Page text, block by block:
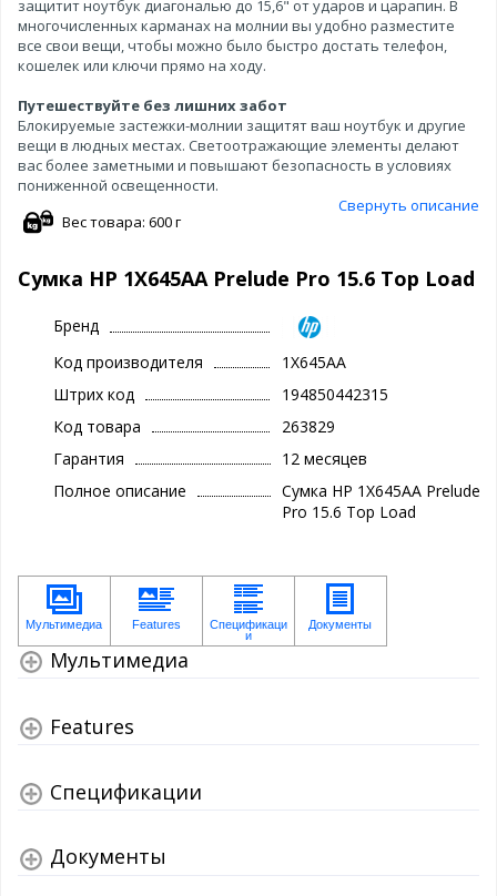
защитит ноутбук диагональю до 15,6" от ударов и царапин. В
многочисленных карманах на молнии вы удобно разместите
все свои вещи, чтобы можно было быстро достать телефон,
кошелек или ключи прямо на ходу.
Путешествуйте без лишних забот
Блокируемые застежки-молнии защитят ваш ноутбук и другие
вещи в людных местах. Светоотражающие элементы делают
вас более заметными и повышают безопасность в условиях
пониженной освещенности.
Свернуть описание
Вес товара: 600 г
Сумка HP 1X645AA Prelude Pro 15.6 Top Load
Бренд
Код производителя
1X645AA
Штрих код
194850442315
Код товара
263829
Гарантия
12 месяцев
Полное описание
Сумка HP 1X645AA Prelude
Pro 15.6 Top Load
Мультимедиа
Features
Спецификации
Документы